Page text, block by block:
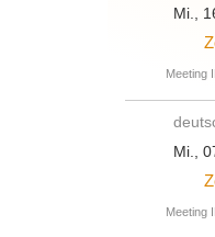
Mi.,
Meeting
Mi.,
Meeting